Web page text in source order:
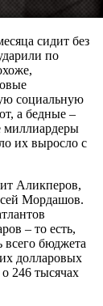
сидит без
по
социальную
а бедные –
миллиардеры
их выросло с
Аликперов,
Мордашов.
– то есть,
всего бюджета
долларовых
246 тысячах